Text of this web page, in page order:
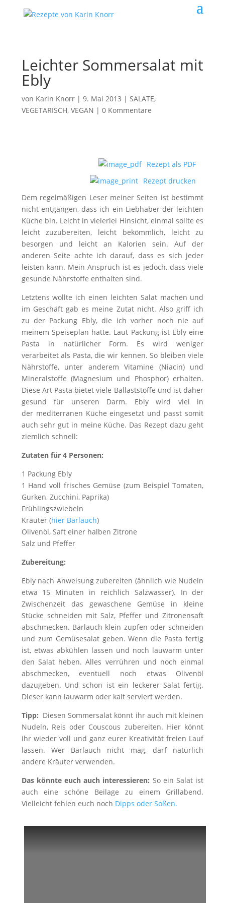
Leichter Sommersalat mit
Ebly
von Karin Knorr| 9. Mai 2013 | SALATE,
VEGETARISCH, VEGAN | 0 Kommentare
Rezept als PDF
Rezept drucken
Dem regelmäßigen Leser meiner Seiten ist bestimmt
nicht entgangen, dass ich ein Liebhaber der leichten
Küche bin. Leicht in vielerlei Hinsicht, einmal sollte es
leicht zuzubereiten, leicht bekömmlich, leicht zu
besorgen und leicht an Kalorien sein. Auf der
anderen Seite achte ich darauf, dass es sich jeder
leisten kann. Mein Anspruch ist es jedoch, dass viele
gesunde Nährstoffe enthalten sind.
Letztens wollte ich einen leichten Salat machen und
im Geschäft gab es meine Zutat nicht. Also griff ich
zu der Packung Ebly, die ich vorher noch nie auf
meinem Speiseplan hatte. Laut Packung ist Ebly eine
Pasta in natürlicher Form. Es wird weniger
verarbeitet als Pasta, die wir kennen. So bleiben viele
Nährstoffe, unter anderem Vitamine (Niacin) und
Mineralstoffe (Magnesium und Phosphor) erhalten.
Diese Art Pasta bietet viele Ballaststoffe und ist daher
gesund für unseren Darm. Ebly wird viel in
der mediterranen Küche eingesetzt und passt somit
auch sehr gut in meine Küche. Das Rezept dazu geht
ziemlich schnell:
Zutaten für 4 Personen:
1 Packung Ebly
1 Hand voll frisches Gemüse (zum Beispiel Tomaten,
Gurken, Zucchini, Paprika)
Frühlingszwiebeln
Kräuter (hier Bärlauch)
Olivenöl, Saft einer halben Zitrone
Salz und Pfeffer
Zubereitung:
Ebly nach Anweisung zubereiten (ähnlich wie Nudeln
etwa 15 Minuten in reichlich Salzwasser). In der
Zwischenzeit das gewaschene Gemüse in kleine
Stücke schneiden mit Salz, Pfeffer und Zitronensaft
abschmecken. Bärlauch klein zupfen oder schneiden
und zum Gemüsesalat geben. Wenn die Pasta fertig
ist, etwas abkühlen lassen und noch lauwarm unter
den Salat heben. Alles verrühren und noch einmal
abschmecken, eventuell noch etwas Olivenöl
dazugeben. Und schon ist ein leckerer Salat fertig.
Dieser kann lauwarm oder kalt serviert werden.
Tipp: Diesen Sommersalat könnt ihr auch mit kleinen
Nudeln, Reis oder Couscous zubereiten. Hier könnt
ihr wieder voll und ganz eurer Kreativität freien Lauf
lassen. Wer Bärlauch nicht mag, darf natürlich
andere Kräuter verwenden.
Das könnte euch auch interessieren: So ein Salat ist
auch eine schöne Beilage zu einem Grillabend.
Vielleicht fehlen euch noch Dipps oder Soßen.